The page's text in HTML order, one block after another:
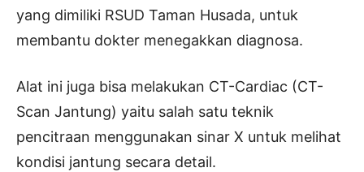
yang dimiliki RSUD Taman Husada, untuk
membantu dokter menegakkan diagnosa.
Alat ini juga bisa melakukan CT-Cardiac (CT-
Scan Jantung) yaitu salah satu teknik
pencitraan menggunakan sinar X untuk melihat
kondisi jantung secara detail.